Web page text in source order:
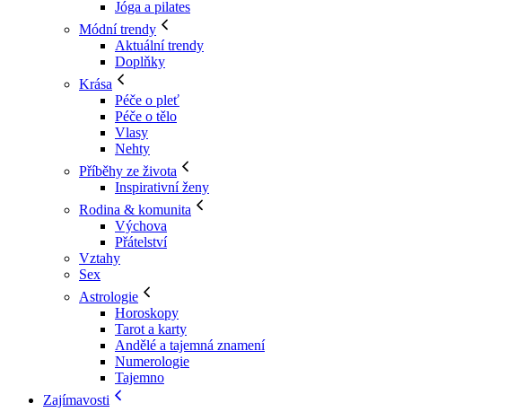
Jóga a pilates
Módní trendy
Aktuální trendy
Doplňky
Krása
Péče o pleť
Péče o tělo
Vlasy
Nehty
Příběhy ze života
Inspirativní ženy
Rodina & komunita
Výchova
Přátelství
Vztahy
Sex
Astrologie
Horoskopy
Tarot a karty
Andělé a tajemná znamení
Numerologie
Tajemno
Zajímavosti